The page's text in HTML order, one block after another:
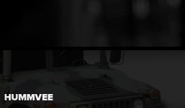
HUMMVEE